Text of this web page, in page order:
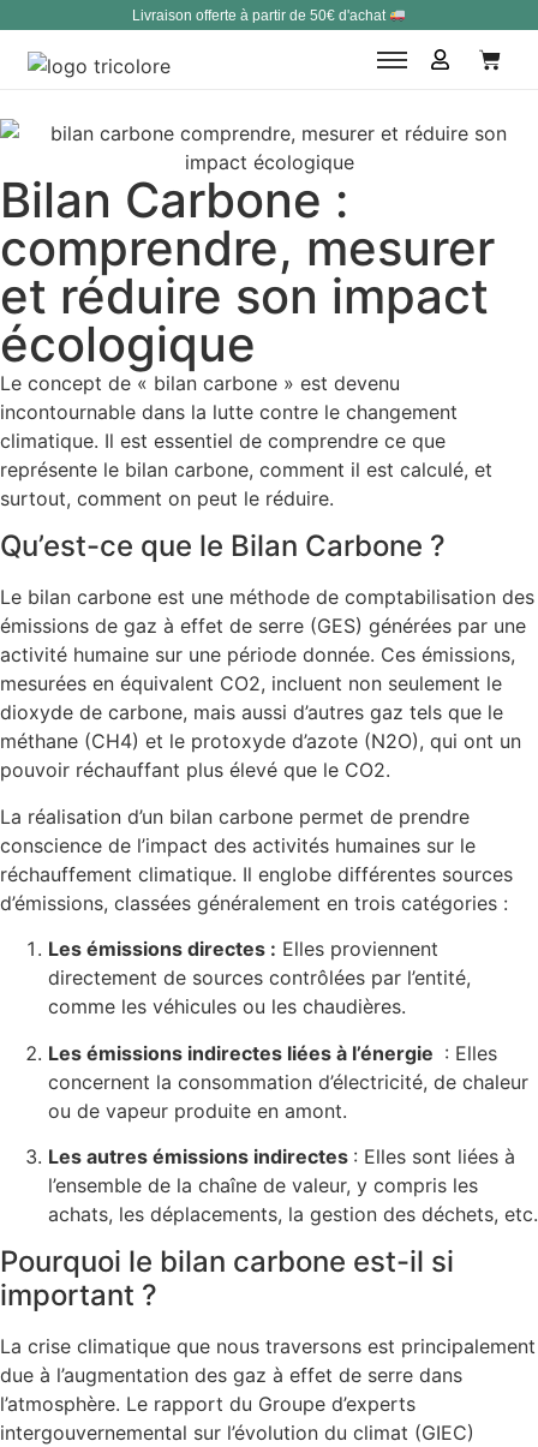
Livraison offerte à partir de 50€ d'achat
Bilan Carbone :
comprendre, mesurer
et réduire son impact
écologique
Le concept de « bilan carbone » est devenu
incontournable dans la lutte contre le changement
climatique. Il est essentiel de comprendre ce que
représente le bilan carbone, comment il est calculé, et
surtout, comment on peut le réduire.
Qu’est-ce que le Bilan Carbone ?
Le bilan carbone est une méthode de comptabilisation des
émissions de gaz à effet de serre (GES) générées par une
activité humaine sur une période donnée. Ces émissions,
mesurées en équivalent CO2, incluent non seulement le
dioxyde de carbone, mais aussi d’autres gaz tels que le
méthane (CH4) et le protoxyde d’azote (N2O), qui ont un
pouvoir réchauffant plus élevé que le CO2.
La réalisation d’un bilan carbone permet de prendre
conscience de l’impact des activités humaines sur le
réchauffement climatique. Il englobe différentes sources
d’émissions, classées généralement en trois catégories :
Les émissions directes : Elles proviennent
directement de sources contrôlées par l’entité,
comme les véhicules ou les chaudières.
Les émissions indirectes liées à l’énergie : Elles
concernent la consommation d’électricité, de chaleur
ou de vapeur produite en amont.
Les autres émissions indirectes : Elles sont liées à
l’ensemble de la chaîne de valeur, y compris les
achats, les déplacements, la gestion des déchets, etc.
Pourquoi le bilan carbone est-il si
important ?
La crise climatique que nous traversons est principalement
due à l’augmentation des gaz à effet de serre dans
l’atmosphère. Le rapport du Groupe d’experts
intergouvernemental sur l’évolution du climat (GIEC)